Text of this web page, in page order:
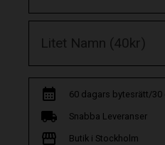
60 dagars bytesrätt/
Snabba Leveranser
Butik i Stockholm